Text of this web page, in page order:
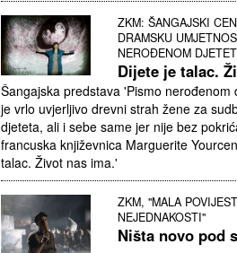
ZKM: ŠANGAJSKI
DRAMSKU
NEROĐENOM
Dijete je talac.
Šangajska predstava 'Pismo nerođenom
je vrlo uvjerljivo drevni strah žene za
djeteta, ali i sebe same jer nije bez
francuska književnica Marguerite
talac. Život nas ima.'
ZKM, "MALA POVIJEST
NEJEDNAKOSTI"
Ništa novo pod